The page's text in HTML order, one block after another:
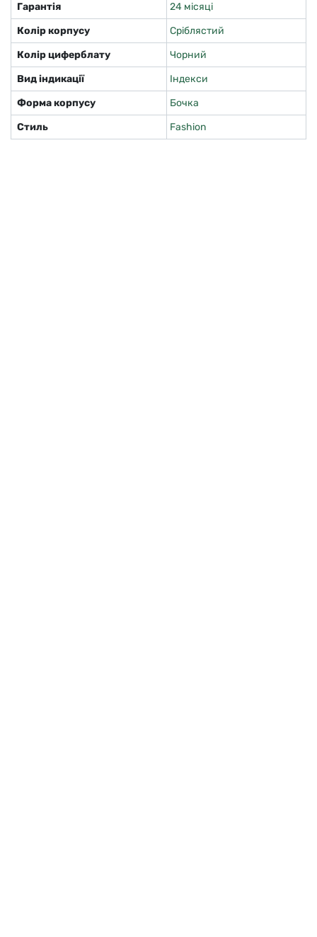
Гарантія
24 місяці
Колір корпусу
Сріблястий
Колір циферблату
Чорний
Вид індикації
Індекси
Форма корпусу
Бочка
Стиль
Fashion